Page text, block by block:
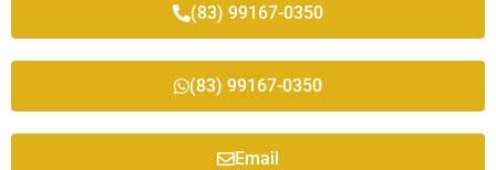
(83) 99167-0350
(83) 99167-0350
Email